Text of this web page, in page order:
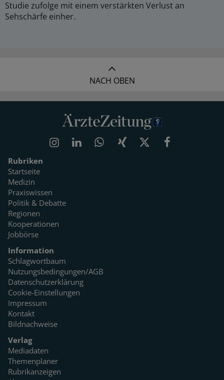
Studie zufolge mit einem verstärkten Verlust an
Sehschärfe einher.
NACH OBEN
Rubriken
Startseite
Medizin
Praxiswissen
Politik & Debatte
Regionen
Kooperationen
Jobbörse
Information
Schlagwortbaum
Nutzungsbedingungen/AGB
Datenschutzerklärung
Cookie-Einstellungen
Impressum
Kontakt
Bildnachweise
Verlag
Mediadaten
Themenplaner
Rubrikanzeigen